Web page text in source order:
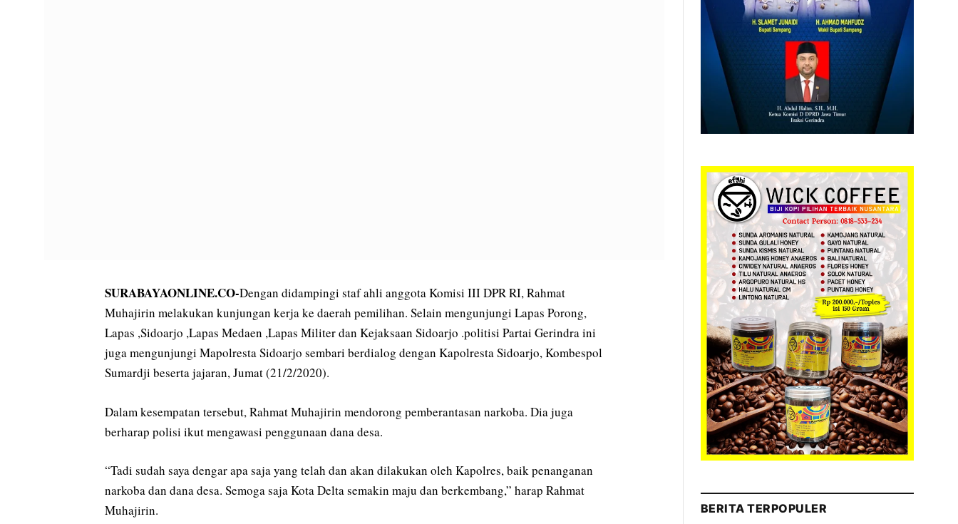
SURABAYAONLINE.CO-Dengan didampingi staf ahli anggota Komisi III DPR RI, Rahmat
Muhajirin melakukan kunjungan kerja ke daerah pemilihan. Selain mengunjungi Lapas Porong,
Lapas ,Sidoarjo ,Lapas Medaen ,Lapas Militer dan Kejaksaan Sidoarjo .politisi Partai Gerindra ini
juga mengunjungi Mapolresta Sidoarjo sembari berdialog dengan Kapolresta Sidoarjo, Kombespol
Sumardji beserta jajaran, Jumat (21/2/2020).
Dalam kesempatan tersebut, Rahmat Muhajirin mendorong pemberantasan narkoba. Dia juga
berharap polisi ikut mengawasi penggunaan dana desa.
“Tadi sudah saya dengar apa saja yang telah dan akan dilakukan oleh Kapolres, baik penanganan
narkoba dan dana desa. Semoga saja Kota Delta semakin maju dan berkembang,” harap Rahmat
Muhajirin.
BERITA TERPOPULER